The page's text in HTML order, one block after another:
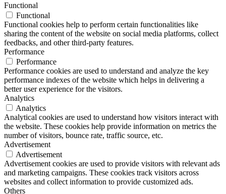
Functional
Functional
Functional cookies help to perform certain functionalities like
sharing the content of the website on social media platforms, collect
feedbacks, and other third-party features.
Performance
Performance
Performance cookies are used to understand and analyze the key
performance indexes of the website which helps in delivering a
better user experience for the visitors.
Analytics
Analytics
Analytical cookies are used to understand how visitors interact with
the website. These cookies help provide information on metrics the
number of visitors, bounce rate, traffic source, etc.
Advertisement
Advertisement
Advertisement cookies are used to provide visitors with relevant ads
and marketing campaigns. These cookies track visitors across
websites and collect information to provide customized ads.
Others